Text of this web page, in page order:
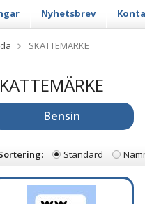
Nyhetsbrev
SKATTEMÄRKE
Bensin
Standard